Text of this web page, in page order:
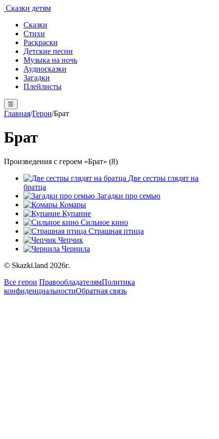
Сказки детям
Сказки
Стихи
Раскраски
Детские песни
Музыка на ночь
Аудиосказки
Загадки
Плейлисты
☰
Главная/Герои/Брат
Брат
Произведения с героем «Брат» (8)
Две сестры глядят на
братца
Загадки про семью
Комары
Купание
Сильное кино
Страшная птица
Чепчик
Чернила
© Skazki.land 2026г.
Все герои ПравообладателямПолитика
конфиденциальностиОбратная связь